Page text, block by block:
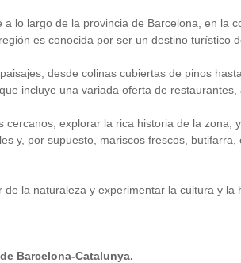
lo largo de la provincia de Barcelona, en la
es conocida por ser un destino turístico
desde colinas cubiertas de pinos
incluye una variada oferta de restaurantes,
explorar la rica historia de la zona,
y, por supuesto, mariscos frescos,
la naturaleza y experimentar la cultura y
Barcelona-Catalunya.